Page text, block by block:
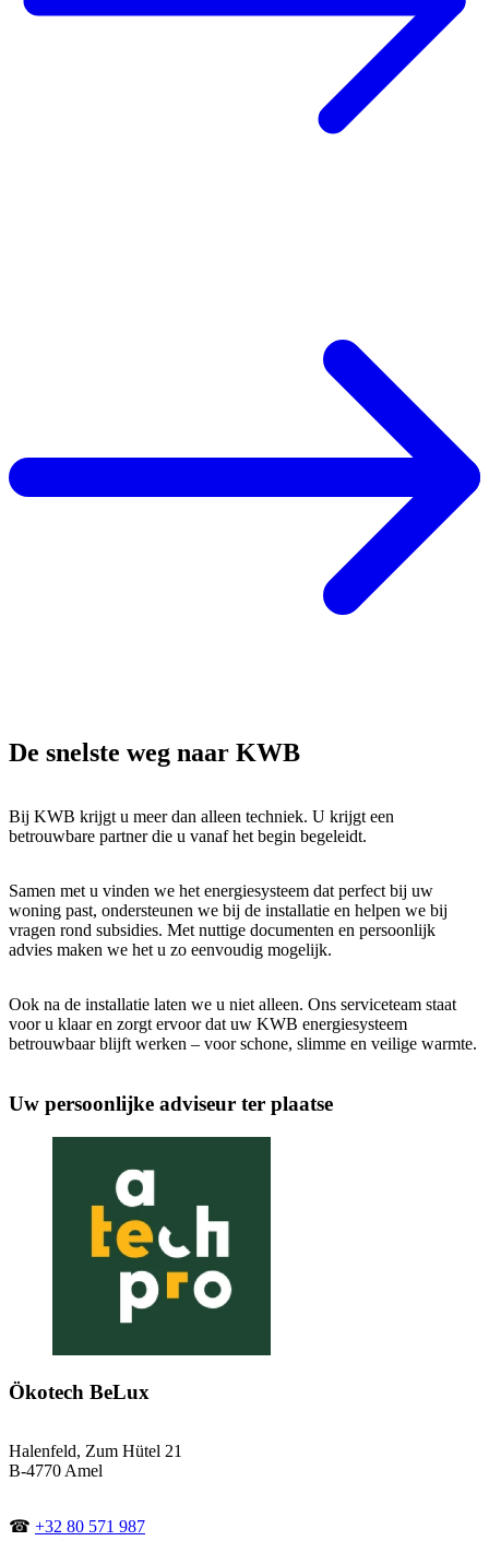
De snelste weg naar KWB
Bij KWB krijgt u meer dan alleen techniek. U krijgt een
betrouwbare partner die u vanaf het begin begeleidt.
Samen met u vinden we het energiesysteem dat perfect bij uw
woning past, ondersteunen we bij de installatie en helpen we bij
vragen rond subsidies. Met nuttige documenten en persoonlijk
advies maken we het u zo eenvoudig mogelijk.
Ook na de installatie laten we u niet alleen. Ons serviceteam staat
voor u klaar en zorgt ervoor dat uw KWB energiesysteem
betrouwbaar blijft werken – voor schone, slimme en veilige warmte.
Uw persoonlijke adviseur ter plaatse
Ökotech BeLux
Halenfeld, Zum Hütel 21
B-4770 Amel
☎ +32 80 571 987